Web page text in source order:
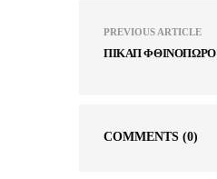
PREVIOUS ARTICLE
ΠΙΚΑΠ ΦΘΙΝΟΠΩΡΟ
COMMENTS (0)